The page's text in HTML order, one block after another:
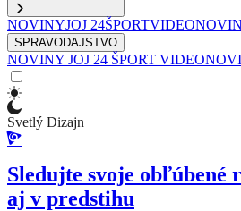
NOVINYJOJ 24ŠPORT
SPRAVODAJSTVO
NOVINY JOJ 24 ŠPORT
Svetlý Dizajn
Sledujte svoje obľúbené
aj v predstihu